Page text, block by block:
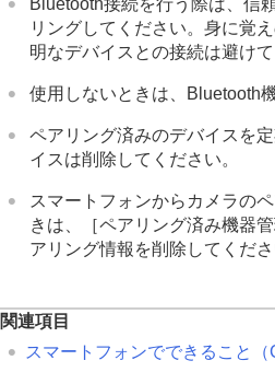
リングしてください。身に覚
明なデバイスとの接続は避けて
使用しないときは、Bluetooth
ペアリング済みのデバイスを
イスは削除してください。
スマートフォンからカメラの
きは、
［ペアリング済み機器管
アリング情報を削除してくださ
関連項目
スマートフォンでできること（